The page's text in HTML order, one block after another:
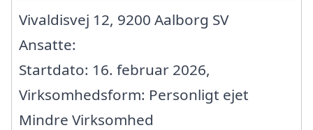
Vivaldisvej 12, 9200 Aalborg SV
Ansatte:
Startdato: 16. februar 2026,
Virksomhedsform: Personligt ejet
Mindre Virksomhed